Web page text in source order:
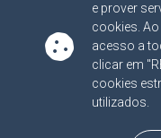
e prover
cookies. Ao
acesso a
clicar em
cookies
utilizados.
CONS.
SERRANO
TC/